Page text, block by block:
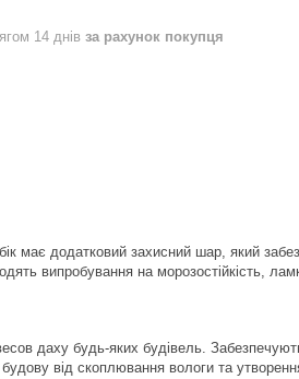
14 днів за рахунок покупця
має додатковий захисний шар, який
випробування на морозостійкість,
даху будь-яких будівель.
від скоплювання вологи та